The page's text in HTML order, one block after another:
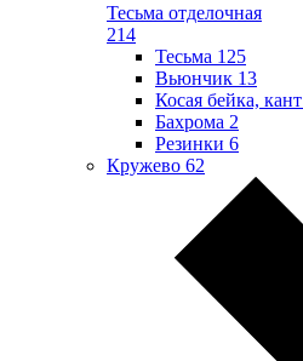
Тесьма отделочная
214
Тесьма 125
Вьюнчик 13
Косая бейка, кант
Бахрома 2
Резинки 6
Кружево 62